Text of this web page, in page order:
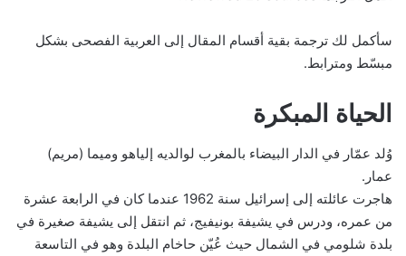
سأكمل لك ترجمة بقية أقسام المقال إلى العربية الفصحى بشكل
مبسّط ومترابط.
الحياة المبكرة
وُلد عمّار في الدار البيضاء بالمغرب لوالديه إلياهو وميما (مريم)
عمار.
هاجرت عائلته إلى إسرائيل سنة 1962 عندما كان في الرابعة عشرة
من عمره، ودرس في يشيفة بونيفيج، ثم انتقل إلى يشيفة صغيرة في
بلدة شلومي في الشمال حيث عُيّن حاخام البلدة وهو في التاسعة